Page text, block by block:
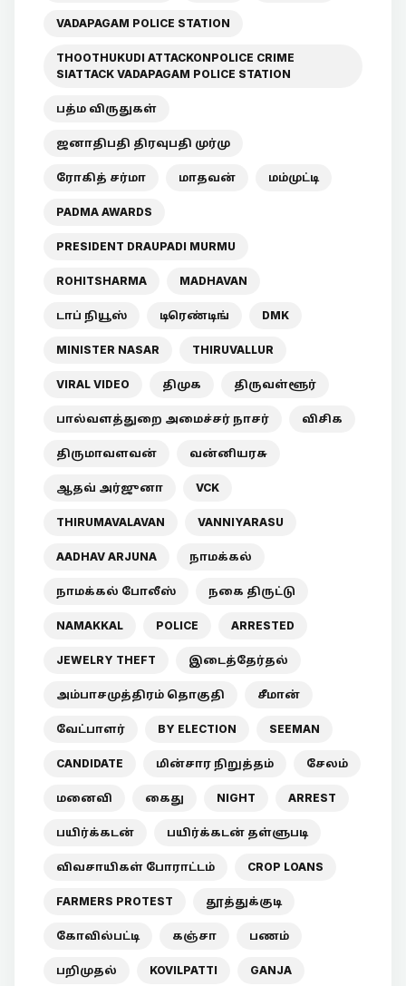
VADAPAGAM POLICE STATION
THOOTHUKUDI ATTACKONPOLICE CRIME
SIATTACK VADAPAGAM POLICE STATION
பத்ம விருதுகள்
ஜனாதிபதி திரவுபதி முர்மு
ரோகித் சர்மா மாதவன் மம்முட்டி
PADMA AWARDS
PRESIDENT DRAUPADI MURMU
ROHITSHARMA MADHAVAN
டாப் நியூஸ் டிரெண்டிங் DMK
MINISTER NASAR THIRUVALLUR
VIRAL VIDEO திமுக திருவள்ளூர்
பால்வளத்துறை அமைச்சர் நாசர் விசிக
திருமாவளவன் வன்னியரசு
ஆதவ் அர்ஜுனா VCK
THIRUMAVALAVAN VANNIYARASU
AADHAV ARJUNA நாமக்கல்
நாமக்கல் போலீஸ் நகை திருட்டு
NAMAKKAL POLICE ARRESTED
JEWELRY THEFT இடைத்தேர்தல்
அம்பாசமுத்திரம் தொகுதி சீமான்
வேட்பாளர் BY ELECTION SEEMAN
CANDIDATE மின்சார நிறுத்தம் சேலம்
மனைவி கைது NIGHT ARREST
பயிர்க்கடன் பயிர்க்கடன் தள்ளுபடி
விவசாயிகள் போராட்டம் CROP LOANS
FARMERS PROTEST தூத்துக்குடி
கோவில்பட்டி கஞ்சா பணம்
பறிமுதல் KOVILPATTI GANJA